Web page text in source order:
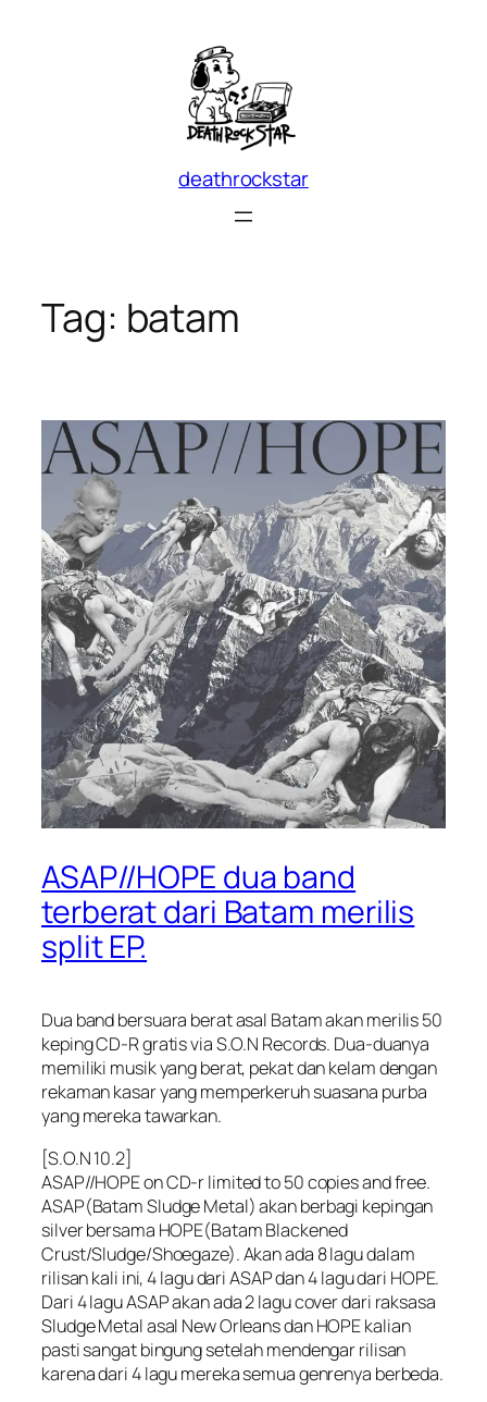
deathrockstar
Tag: batam
ASAP//HOPE dua band
terberat dari Batam merilis
split EP.
Dua band bersuara berat asal Batam akan merilis 50
keping CD-R gratis via S.O.N Records. Dua-duanya
memiliki musik yang berat, pekat dan kelam dengan
rekaman kasar yang memperkeruh suasana purba
yang mereka tawarkan.
[S.O.N 10.2]
ASAP//HOPE on CD-r limited to 50 copies and free.
ASAP(Batam Sludge Metal) akan berbagi kepingan
silver bersama HOPE(Batam Blackened
Crust/Sludge/Shoegaze). Akan ada 8 lagu dalam
rilisan kali ini, 4 lagu dari ASAP dan 4 lagu dari HOPE.
Dari 4 lagu ASAP akan ada 2 lagu cover dari raksasa
Sludge Metal asal New Orleans dan HOPE kalian
pasti sangat bingung setelah mendengar rilisan
karena dari 4 lagu mereka semua genrenya berbeda.